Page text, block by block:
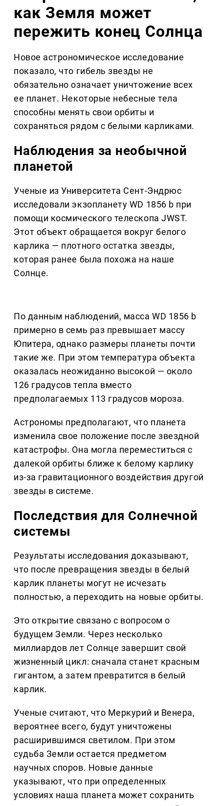
как Земля может
пережить конец Солнца
Новое астрономическое исследование
показало, что гибель звезды не
обязательно означает уничтожение всех
ее планет. Некоторые небесные тела
способны менять свои орбиты и
сохраняться рядом с белыми карликами.
Наблюдения за необычной
планетой
Ученые из Университета Сент-Эндрюс
исследовали экзопланету WD 1856 b при
помощи космического телескопа JWST.
Этот объект обращается вокруг белого
карлика — плотного остатка звезды,
которая ранее была похожа на наше
Солнце.
По данным наблюдений, масса WD 1856 b
примерно в семь раз превышает массу
Юпитера, однако размеры планеты почти
такие же. При этом температура объекта
оказалась неожиданно высокой — около
126 градусов тепла вместо
предполагаемых 113 градусов мороза.
Астрономы предполагают, что планета
изменила свое положение после звездной
катастрофы. Она могла переместиться с
далекой орбиты ближе к белому карлику
из-за гравитационного воздействия другой
звезды в системе.
Последствия для Солнечной
системы
Результаты исследования доказывают,
что после превращения звезды в белый
карлик планеты могут не исчезать
полностью, а переходить на новые орбиты.
Это открытие связано с вопросом о
будущем Земли. Через несколько
миллиардов лет Солнце завершит свой
жизненный цикл: сначала станет красным
гигантом, а затем превратится в белый
карлик.
Ученые считают, что Меркурий и Венера,
вероятнее всего, будут уничтожены
расширившимся светилом. При этом
судьба Земли остается предметом
научных споров. Новые данные
указывают, что при определенных
условиях наша планета может сохранить